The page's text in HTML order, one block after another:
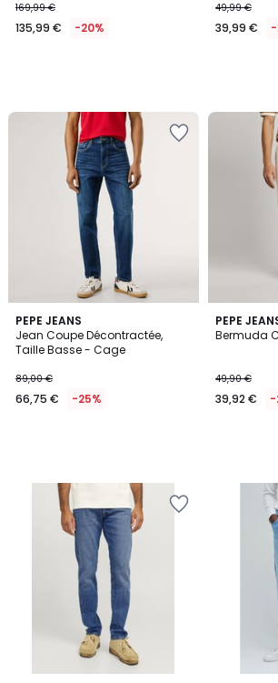
169,99 €
135,99 € -20%
49,99 €
39,99 € -
PEPE JEANS
Jean Coupe Décontractée,
Taille Basse - Cage
89,00 €
66,75 € -25%
PEPE
Bermuda
49,90 €
39,92 € -
2
Couleurs